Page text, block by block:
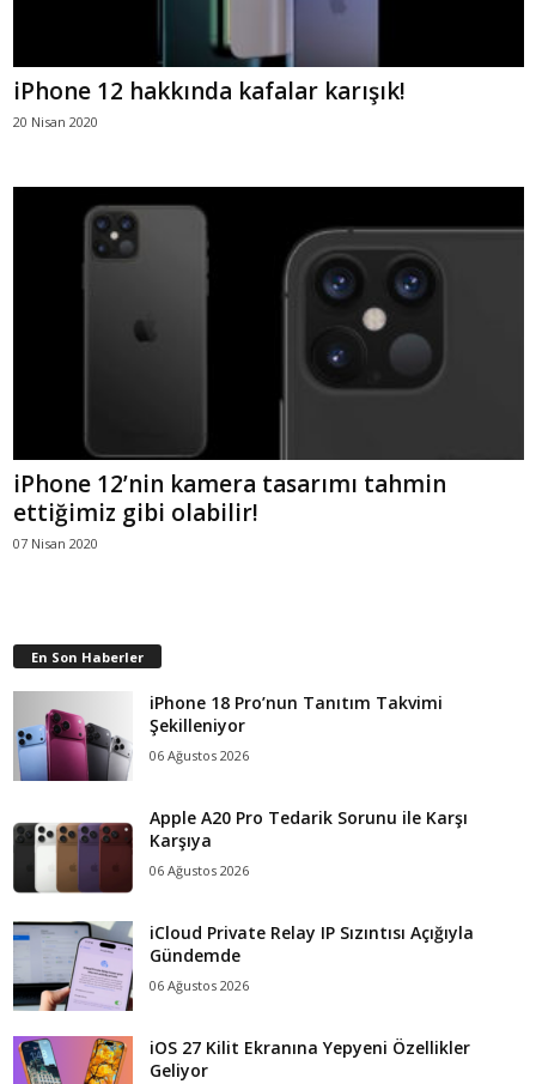
iPhone 12 hakkında kafalar karışık!
20 Nisan 2020
iPhone 12’nin kamera tasarımı tahmin
ettiğimiz gibi olabilir!
07 Nisan 2020
En Son Haberler
iPhone 18 Pro’nun Tanıtım Takvimi
Şekilleniyor
06 Ağustos 2026
Apple A20 Pro Tedarik Sorunu ile Karşı
Karşıya
06 Ağustos 2026
iCloud Private Relay IP Sızıntısı Açığıyla
Gündemde
06 Ağustos 2026
iOS 27 Kilit Ekranına Yepyeni Özellikler
Geliyor